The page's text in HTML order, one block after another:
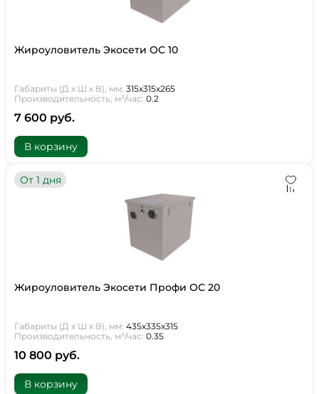
Жироуловитель Экосети ОС 10
Габариты (Д х Ш х В), мм: 315х315х265
Производительность, м³/час: 0.2
7 600 руб.
В корзину
От 1 дня
Жироуловитель Экосети Профи ОС 20
Габариты (Д х Ш х В), мм: 435х335х315
Производительность, м³/час: 0.35
10 800 руб.
В корзину